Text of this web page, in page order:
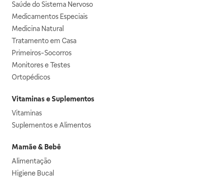
Saúde do Sistema Nervoso
Medicamentos Especiais
Medicina Natural
Tratamento em Casa
Primeiros-Socorros
Monitores e Testes
Ortopédicos
Vitaminas e Suplementos
Vitaminas
Suplementos e Alimentos
Mamãe & Bebê
Alimentação
Higiene Bucal